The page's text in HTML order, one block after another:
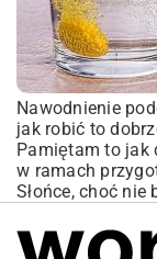
Nawodnienie
jak robić to
Pamiętam to jak
w ramach
Słońce, choć nie